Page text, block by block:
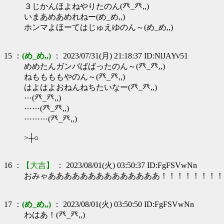
３じかんほよねやりたのん(癶_癶,,)
いまあめあめれねー(め_め,,)
ホンマよほーてはじゅえゆのん～(め_め,,)
15 ： (め_め,,) ： 2023/07/31(月) 21:18:37 ID:NlJAYv51
めめたんガンバばばったのん～(癶_癶,,)
ねももももやのん～(癶_癶,,)
はよはよおねんねちたいなー(癶_癶,,)
⋯(癶_癶,,)
⋯⋯(癶_癶,,)
⋯⋯⋯(癶_癶,,)
>┼○
16 ： 【大吉】
： 2023/08/01(火) 03:50:37 ID:FgFSVwNn
おみゃああああああああああああああ！！！！！！！
17 ： (め_め,,) ： 2023/08/01(火) 03:50:50 ID:FgFSVwNn
わはあ！(癶_癶,,)